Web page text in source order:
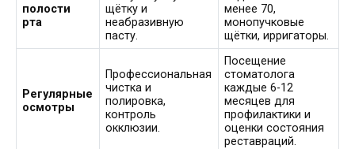
полости
рта
щётку и
неабразивную
пасту.
менее 70,
монопучковые
щётки, ирригаторы.
Регулярные
осмотры
Профессиональная
чистка и
полировка,
контроль
окклюзии.
Посещение
стоматолога
каждые 6-12
месяцев для
профилактики и
оценки состояния
реставраций.